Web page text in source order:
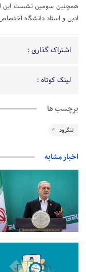
همچنین سومین نشست این
ادبی و استاد دانشگاه
اشتراک گذاری :
لینک کوتاه :
برچسب ها
لنگرود
اخبار مشابه